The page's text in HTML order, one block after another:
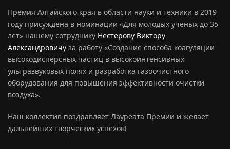
Премия Алтайского края в области науки и техники в 2019
году присуждена в номинации «Для молодых ученых до 35
лет» нашему сотруднику Нестерову Виктору
Александровичу за работу «Создание способа коагуляции
высокодисперсных частиц в высокоинтенсивных
ультразвуковых полях и разработка газоочистного
оборудования для повышения эффективности очистки
воздуха».
Наш коллектив поздравляет Лауреата Премии и желает
дальнейших творческих успехов!